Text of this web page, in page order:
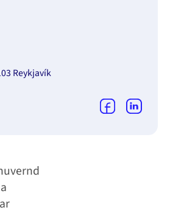
Reykjavík